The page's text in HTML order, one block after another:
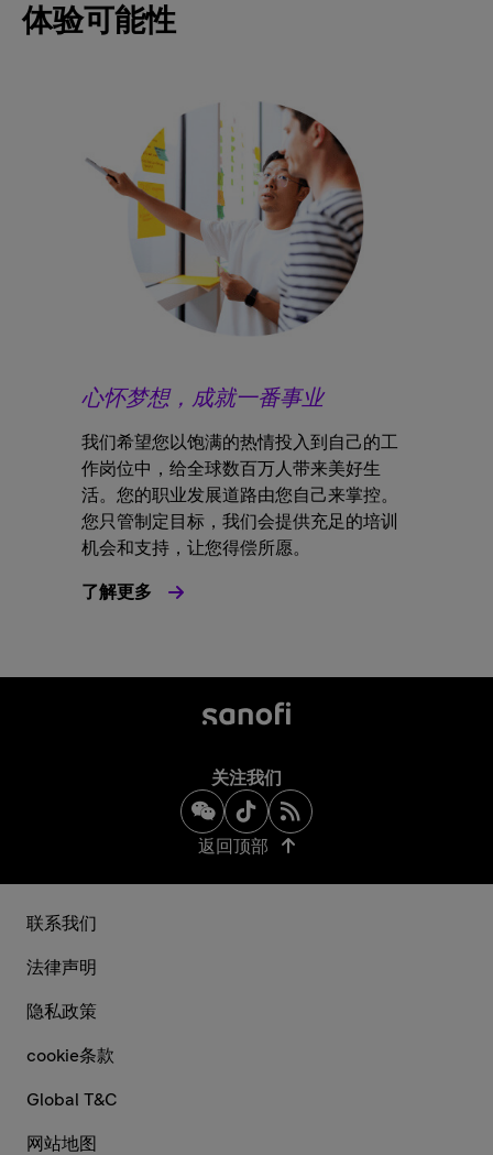
体验可能性
心怀梦想，成就一番事业
我们希望您以饱满的热情投入到自己的工
作岗位中，给全球数百万人带来美好生
活。您的职业发展道路由您自己来掌控。
您只管制定目标，我们会提供充足的培训
机会和支持，让您得偿所愿。
了解更多
关注我们
返回顶部
联系我们
法律声明
隐私政策
cookie条款
Global T&C
网站地图